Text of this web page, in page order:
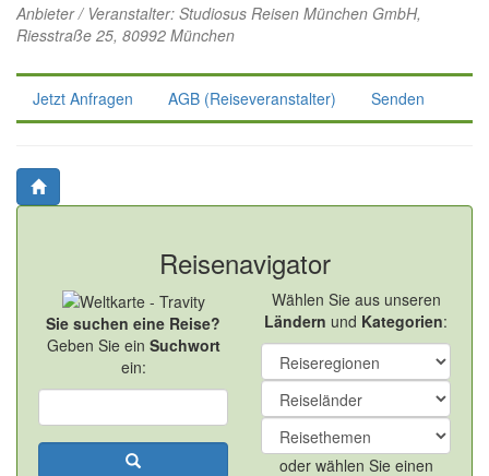
Anbieter / Veranstalter: Studiosus Reisen München GmbH,
Riesstraße 25, 80992 München
Jetzt Anfragen AGB (Reiseveranstalter) Senden
Reisenavigator
Sie suchen eine Reise?
Geben Sie ein Suchwort
ein:
Wählen Sie aus unseren
Ländern und Kategorien:
oder wählen Sie einen